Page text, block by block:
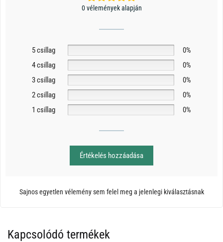
0 vélemények alapján
5 csillag
0%
4 csillag
0%
3 csillag
0%
2 csillag
0%
1 csillag
0%
Értékelés hozzáadása
Sajnos egyetlen vélemény sem felel meg a jelenlegi kiválasztásnak
Kapcsolódó termékek